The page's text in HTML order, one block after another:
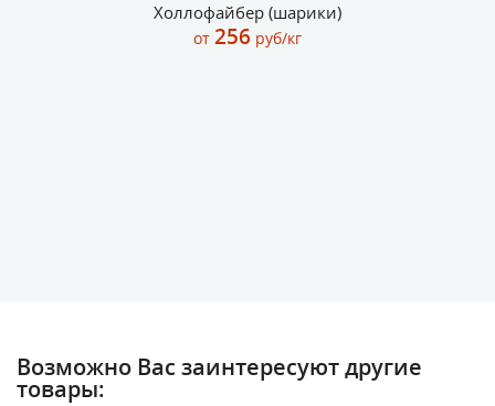
Холлофайбер (шарики)
от 256 руб/кг
Возможно Вас заинтересуют другие
товары: